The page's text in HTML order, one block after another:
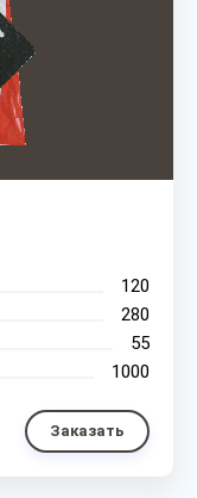
120
280
55
1000
Заказать